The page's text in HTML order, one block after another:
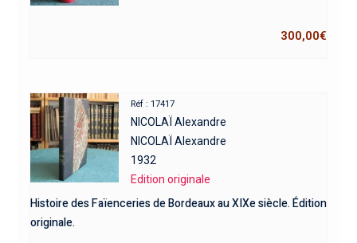
300,00€
Réf : 17417
NICOLAÏ Alexandre
NICOLAÏ Alexandre
1932
Edition originale
Histoire des Faïenceries de Bordeaux au XIXe siècle. Édition
originale.